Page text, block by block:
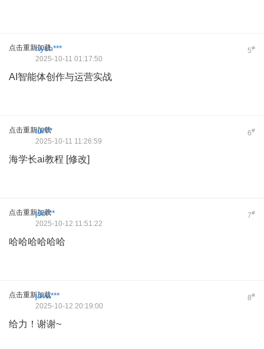
点击重新加载 5#
hych***
2025-10-11 01:17:50
AI智能体创作与运营实战
点击重新加载 6#
lui***
2025-10-11 11:26:59
海学长ai教程 [修改]
点击重新加载 7#
jso***
2025-10-12 11:51:22
哈哈哈哈哈哈
点击重新加载 8#
java***
2025-10-12 20:19:00
给力！谢谢~